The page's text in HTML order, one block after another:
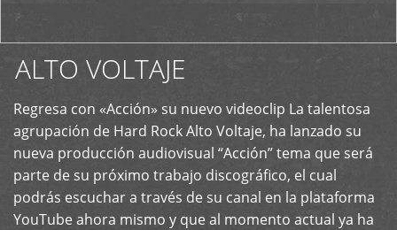
ALTO VOLTAJE
Regresa con «Acción» su nuevo videoclip La talentosa
agrupación de Hard Rock Alto Voltaje, ha lanzado su
nueva producción audiovisual “Acción” tema que será
parte de su próximo trabajo discográfico, el cual
podrás escuchar a través de su canal en la plataforma
YouTube ahora mismo y que al momento actual ya ha
+